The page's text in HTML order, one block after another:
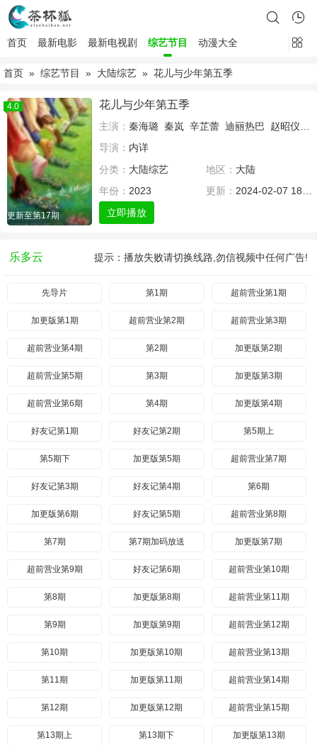
首页 最新电影 最新电视剧 综艺节目 动漫大全
首页 » 综艺节目 » 大陆综艺 » 花儿与少年第五季
4.0
更新至第17期
花儿与少年第五季
主演： 秦海璐 秦岚 辛芷蕾 迪丽热巴 赵昭仪
导演： 内详
分类： 大陆综艺 地区： 大陆
年份： 2023 更新： 2024-02-07 18:00
立即播放
乐多云 提示：播放失败请切换线路,勿信视频中任何广告!
先导片 第1期 超前营业第1期
加更版第1期 超前营业第2期 超前营业第3期
超前营业第4期 第2期 加更版第2期
超前营业第5期 第3期 加更版第3期
超前营业第6期 第4期 加更版第4期
好友记第1期 好友记第2期 第5期上
第5期下 加更版第5期 超前营业第7期
好友记第3期 好友记第4期 第6期
加更版第6期 好友记第5期 超前营业第8期
第7期 第7期加码放送 加更版第7期
超前营业第9期 好友记第6期 超前营业第10期
第8期 加更版第8期 超前营业第11期
第9期 加更版第9期 超前营业第12期
第10期 加更版第10期 超前营业第13期
第11期 加更版第11期 超前营业第14期
第12期 加更版第12期 超前营业第15期
第13期上 第13期下 加更版第13期